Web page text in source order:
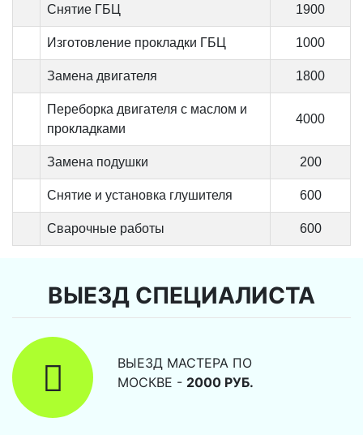
Снятие ГБЦ 1900
Изготовление прокладки ГБЦ 1000
Замена двигателя 1800
Переборка двигателя с маслом и
прокладками
4000
Замена подушки 200
Снятие и установка глушителя 600
Сварочные работы 600
ВЫЕЗД СПЕЦИАЛИСТА
ВЫЕЗД МАСТЕРА ПО
МОСКВЕ - 2000 РУБ.